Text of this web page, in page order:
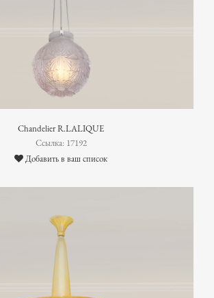
Chandelier R.LALIQUE
Ссылка: 17192
Добавить в ваш список